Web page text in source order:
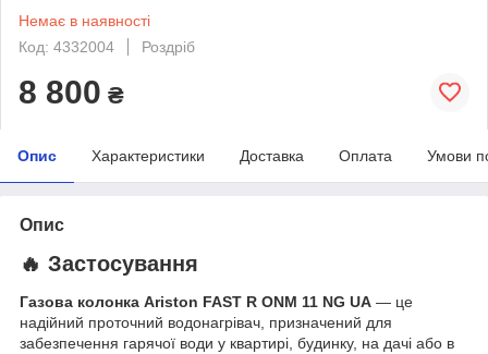
Немає в наявності
Код: 4332004
Роздріб
8 800 ₴
Опис Характеристики Доставка Оплата Умови
Опис
🔥 Застосування
Газова колонка Ariston FAST R ONM 11 NG UA — це
надійний проточний водонагрівач, призначений для
забезпечення гарячої води у квартирі, будинку, на дачі або в